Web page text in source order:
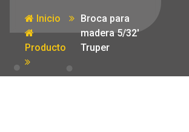
Inicio
Producto
Broca para
madera 5/32′
Truper